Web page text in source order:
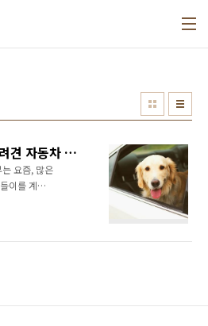
드라이브를 부탁해멍! 반려견 자동차 탑승법
요즘, 많은
이를 계획
을 타고 이